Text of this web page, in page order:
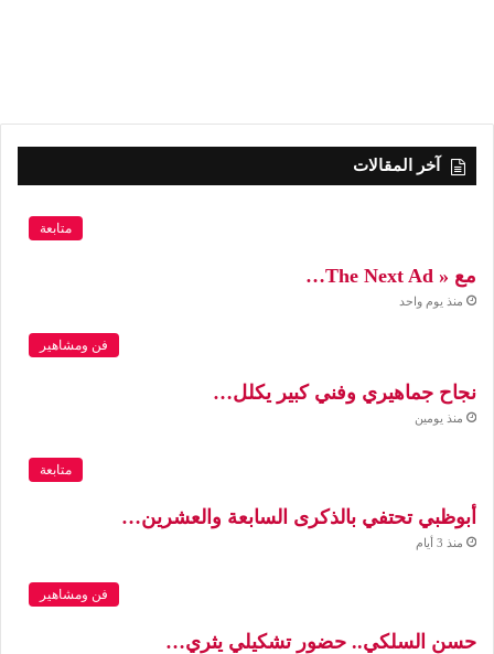
آخر المقالات
متابعة
مع « The Next Ad…
منذ يوم واحد
فن ومشاهير
نجاح جماهيري وفني كبير يكلل…
منذ يومين
متابعة
أبوظبي تحتفي بالذكرى السابعة والعشرين…
منذ 3 أيام
فن ومشاهير
حسن السلكي.. حضور تشكيلي يثري…